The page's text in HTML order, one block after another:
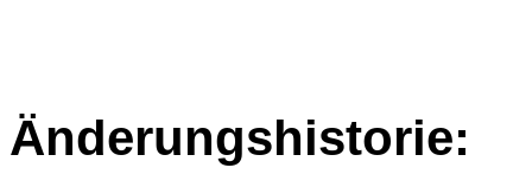
Änderungshistorie: